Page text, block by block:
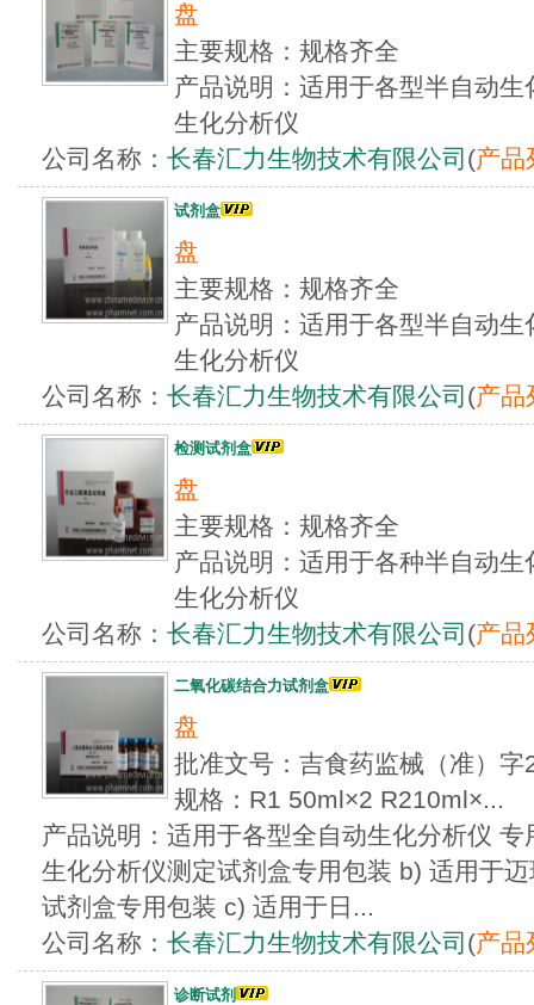
盘
主要规格：规格齐全
产品说明：适用于各型半自动
生化分析仪
公司名称： 长春汇力生物技术有限公司 (产品
试剂盒
盘
主要规格：规格齐全
产品说明：适用于各型半自动
生化分析仪
公司名称： 长春汇力生物技术有限公司 (产品
检测试剂盒
盘
主要规格：规格齐全
产品说明：适用于各种半自动
生化分析仪
公司名称： 长春汇力生物技术有限公司 (产品
二氧化碳结合力试剂盒
盘
批准文号：吉食药监械（准
规格：R1 50ml×2 R210ml×...
产品说明：适用于各型全自动生化分析仪
生化分析仪测定试剂盒专用包装 b) 适用于
试剂盒专用包装 c) 适用于日...
公司名称： 长春汇力生物技术有限公司 (产品
诊断试剂